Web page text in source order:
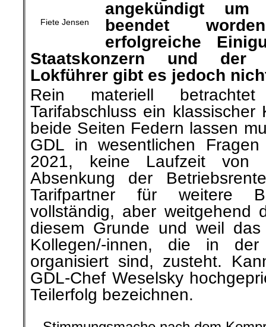
zwischen dem
Gewerkschaft der
Rein materiell
Tarifabschluss ein klassischer
beide Seiten Federn lassen
GDL in wesentlichen
2021, keine Laufzeit von
Absenkung der
Tarifpartner für weitere
vollständig, aber weitgehend
diesem Grunde und weil
Kollegen/-innen, diein der
organisiert sind, zusteht.
GDL-Chef Weselsky
Teilerfolg bezeichnen.
Stimmungsmache nach dem
Weselsky verkauft die
Bild: GDL